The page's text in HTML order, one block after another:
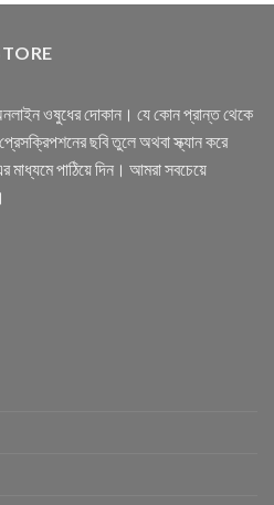
ওষুধের দোকান। যে কোন প্রান্ত থেকে
ছবি তুলে অথবা স্ক্যান করে
পাঠিয়ে দিন। আমরা সবচেয়ে